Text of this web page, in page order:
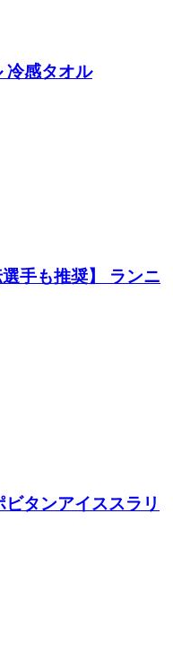
冷感タオル
手も推奨】 ランニ
ビタンアイススラリ